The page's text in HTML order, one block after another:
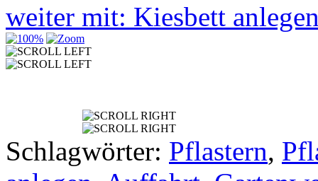
weiter mit: Kiesbett
Schlagwörter: Pflastern,